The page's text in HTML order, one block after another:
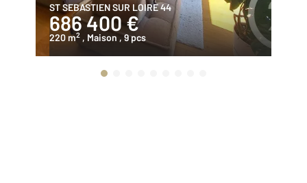
ST SEBASTIEN SUR LOIRE 44
686 400 €
220 m2 , Maison , 9 pcs